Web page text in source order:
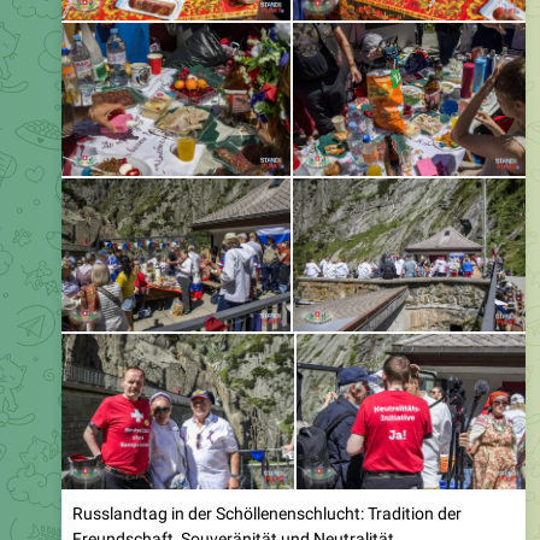
Russlandtag in der Schöllenenschlucht: Tradition der
Freundschaft, Souveränität und Neutralität